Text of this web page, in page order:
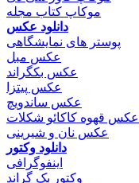
موکاپ کتاب مجله
دانلود عکس
پوستر های نمایشگاهی
عکس مبل
عکس بکگراند
عکس پیتزا
عکس ساندویچ
عکس قهوه کاکائو شکلات
عکس نان و شیرینی
دانلود وکتور
اینفوگرافی
وکتور بک گراند